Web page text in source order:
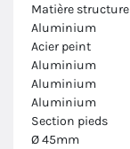
Matière structure
Aluminium
Acier peint
Aluminium
Aluminium
Aluminium
Section pieds
Ø 45mm